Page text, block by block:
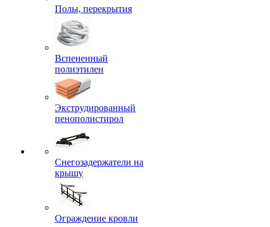
Полы, перекрытия
Вспененный
полиэтилен
Экструдированный
пенополистирол
Снегозадержатели на
крышу
Ограждение кровли